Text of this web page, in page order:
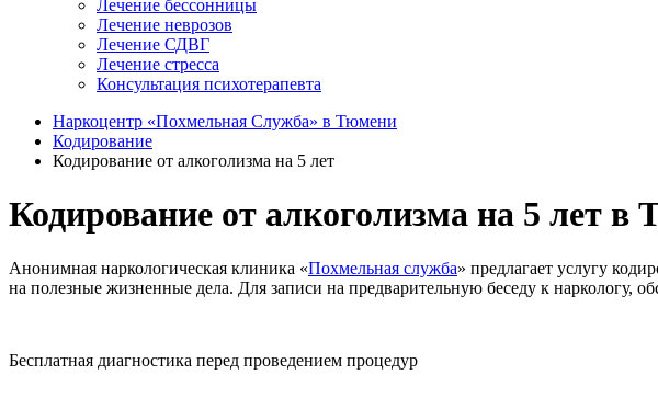
Лечение бессонницы
Лечение неврозов
Лечение СДВГ
Лечение стресса
Консультация психотерапевта
Наркоцентр «Похмельная Служба» в Тюмени
Кодирование
Кодирование от алкоголизма на 5 лет
Кодирование от алкоголизма на 5 лет в
Анонимная наркологическая клиника «Похмельная служба» предлагает услугу
на полезные жизненные дела. Для записи на предварительную беседу к наркологу,
Бесплатная диагностика перед проведением процедур